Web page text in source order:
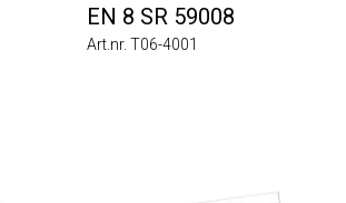
EN 8 SR 59008
Art.nr. T06-4001